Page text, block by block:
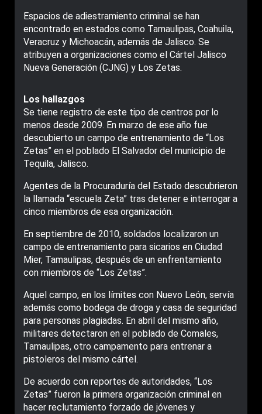
Espacios de adiestramiento criminal se han
encontrado en estados como Tamaulipas, Coahuila,
Veracruz y Michoacán, además de Jalisco. Se
atribuyen a organizaciones como el Cártel Jalisco
Nueva Generación (CJNG) y Los Zetas.
Los hallazgos
Se tiene registro de este tipo de centros por lo
menos desde 2009. En marzo de ese año fue
descubierto un campo de entrenamiento de “Los
Zetas” en el poblado El Salvador del municipio de
Tequila, Jalisco.
Agentes de la Procuraduría del Estado descubrieron
la llamada “escuela Zeta” tras detener e interrogar a
cinco miembros de esa organización.
En septiembre de 2010, soldados localizaron un
campo de entrenamiento para sicarios en Ciudad
Mier, Tamaulipas, después de un enfrentamiento
con miembros de “Los Zetas”.
Aquel campo, en los límites con Nuevo León, servía
además como bodega de droga y casa de seguridad
para personas plagiadas. En abril del mismo año,
militares detectaron en el poblado de Comales,
Tamaulipas, otro campamento para entrenar a
pistoleros del mismo cártel.
De acuerdo con reportes de autoridades, “Los
Zetas” fueron la primera organización criminal en
hacer reclutamiento forzado de jóvenes y